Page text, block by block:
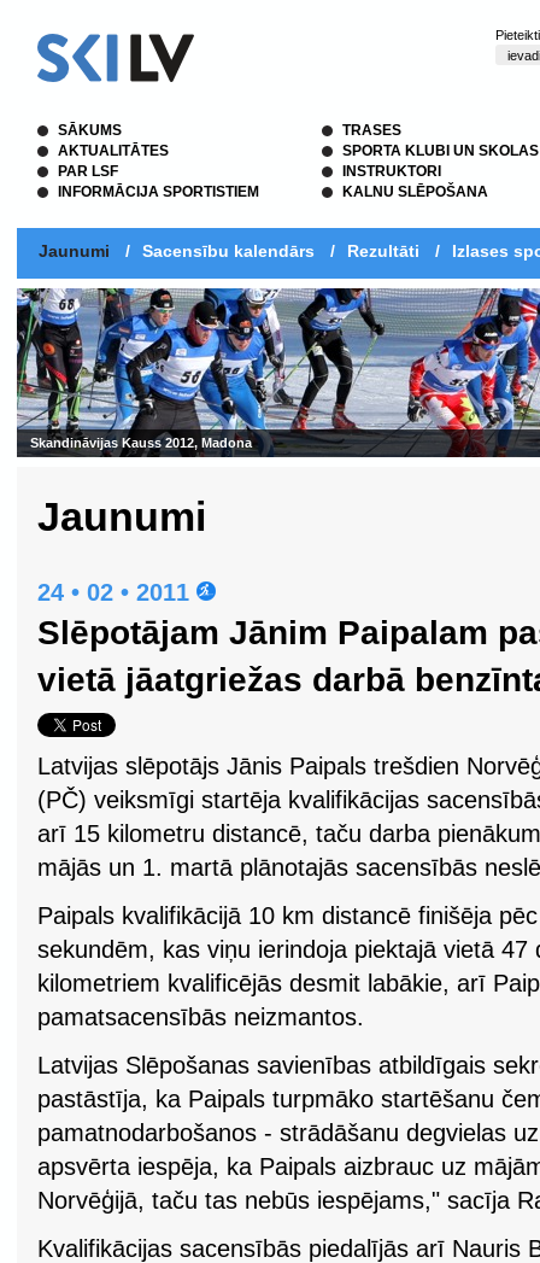
SĀKUMS
AKTUALITĀTES
PAR LSF
INFORMĀCIJA SPORTISTIEM
TRASES
SPORTA KLUBI UN SKOLAS
INSTRUKTORI
KALNU SLĒPOŠANA
Jaunumi / Sacensību kalendārs / Rezultāti / Izlases
Skandināvijas Kauss 2012, Madona
Jaunumi
24 • 02 • 2011
Slēpotājam Jānim Paipalam
vietā jāatgriežas darbā
Latvijas slēpotājs Jānis Paipals trešdien
(PČ) veiksmīgi startēja kvalifikācijas
arī 15 kilometru distancē, taču darba
mājās un 1. martā plānotajās sacensībās
Paipals kvalifikācijā 10 km distancē finišēja
sekundēm, kas viņu ierindoja piektajā vietā
kilometriem kvalificējās desmit labākie, arī
pamatsacensībās neizmantos.
Latvijas Slēpošanas savienības atbildīgais
pastāstīja, ka Paipals turpmāko startēšanu
pamatnodarbošanos - strādāšanu degvielas
apsvērta iespēja, ka Paipals aizbrauc uz
Norvēģijā, taču tas nebūs iespējams," sacīja
Kvalifikācijas sacensībās piedalījās arī Nauris